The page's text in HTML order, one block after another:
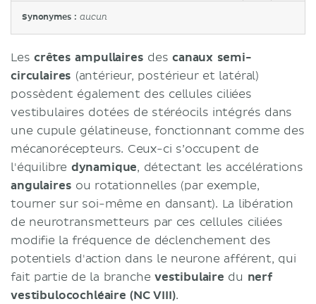
Synonymes :aucun
Les crêtes ampullaires descanaux semi-
circulaires (antérieur, postérieur et latéral)
possèdent également des cellules ciliées
vestibulaires dotées de stéréocils intégrés dans
une cupule gélatineuse, fonctionnant comme des
mécanorécepteurs. Ceux-ci s’occupent de
l'équilibre dynamique, détectant les accélérations
angulaires ou rotationnelles (par exemple,
tourner sur soi-même en dansant). La libération
de neurotransmetteurs par ces cellules ciliées
modifie la fréquence de déclenchement des
potentiels d'action dans le neurone afférent, qui
fait partie de la branche vestibulaire du nerf
vestibulocochléaire (NC VIII).